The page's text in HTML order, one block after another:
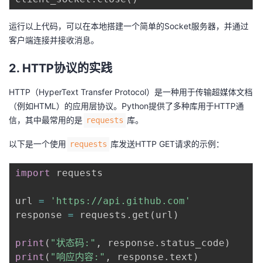
运行以上代码，可以在本地搭建一个简单的Socket服务器，并通过
客户端连接并接收消息。
2. HTTP协议的实践
HTTP（HyperText Transfer Protocol）是一种用于传输超媒体文档
（例如HTML）的应用层协议。Python提供了多种库用于HTTP通
信，其中最常用的是 requests 库。
以下是一个使用 requests 库发送HTTP GET请求的示例：
import requests
url =
'https://api.github.com'
response = requests . get ( url )
print ( "状态码:" , response . status_code )
print ( "响应内容:" , response . text )